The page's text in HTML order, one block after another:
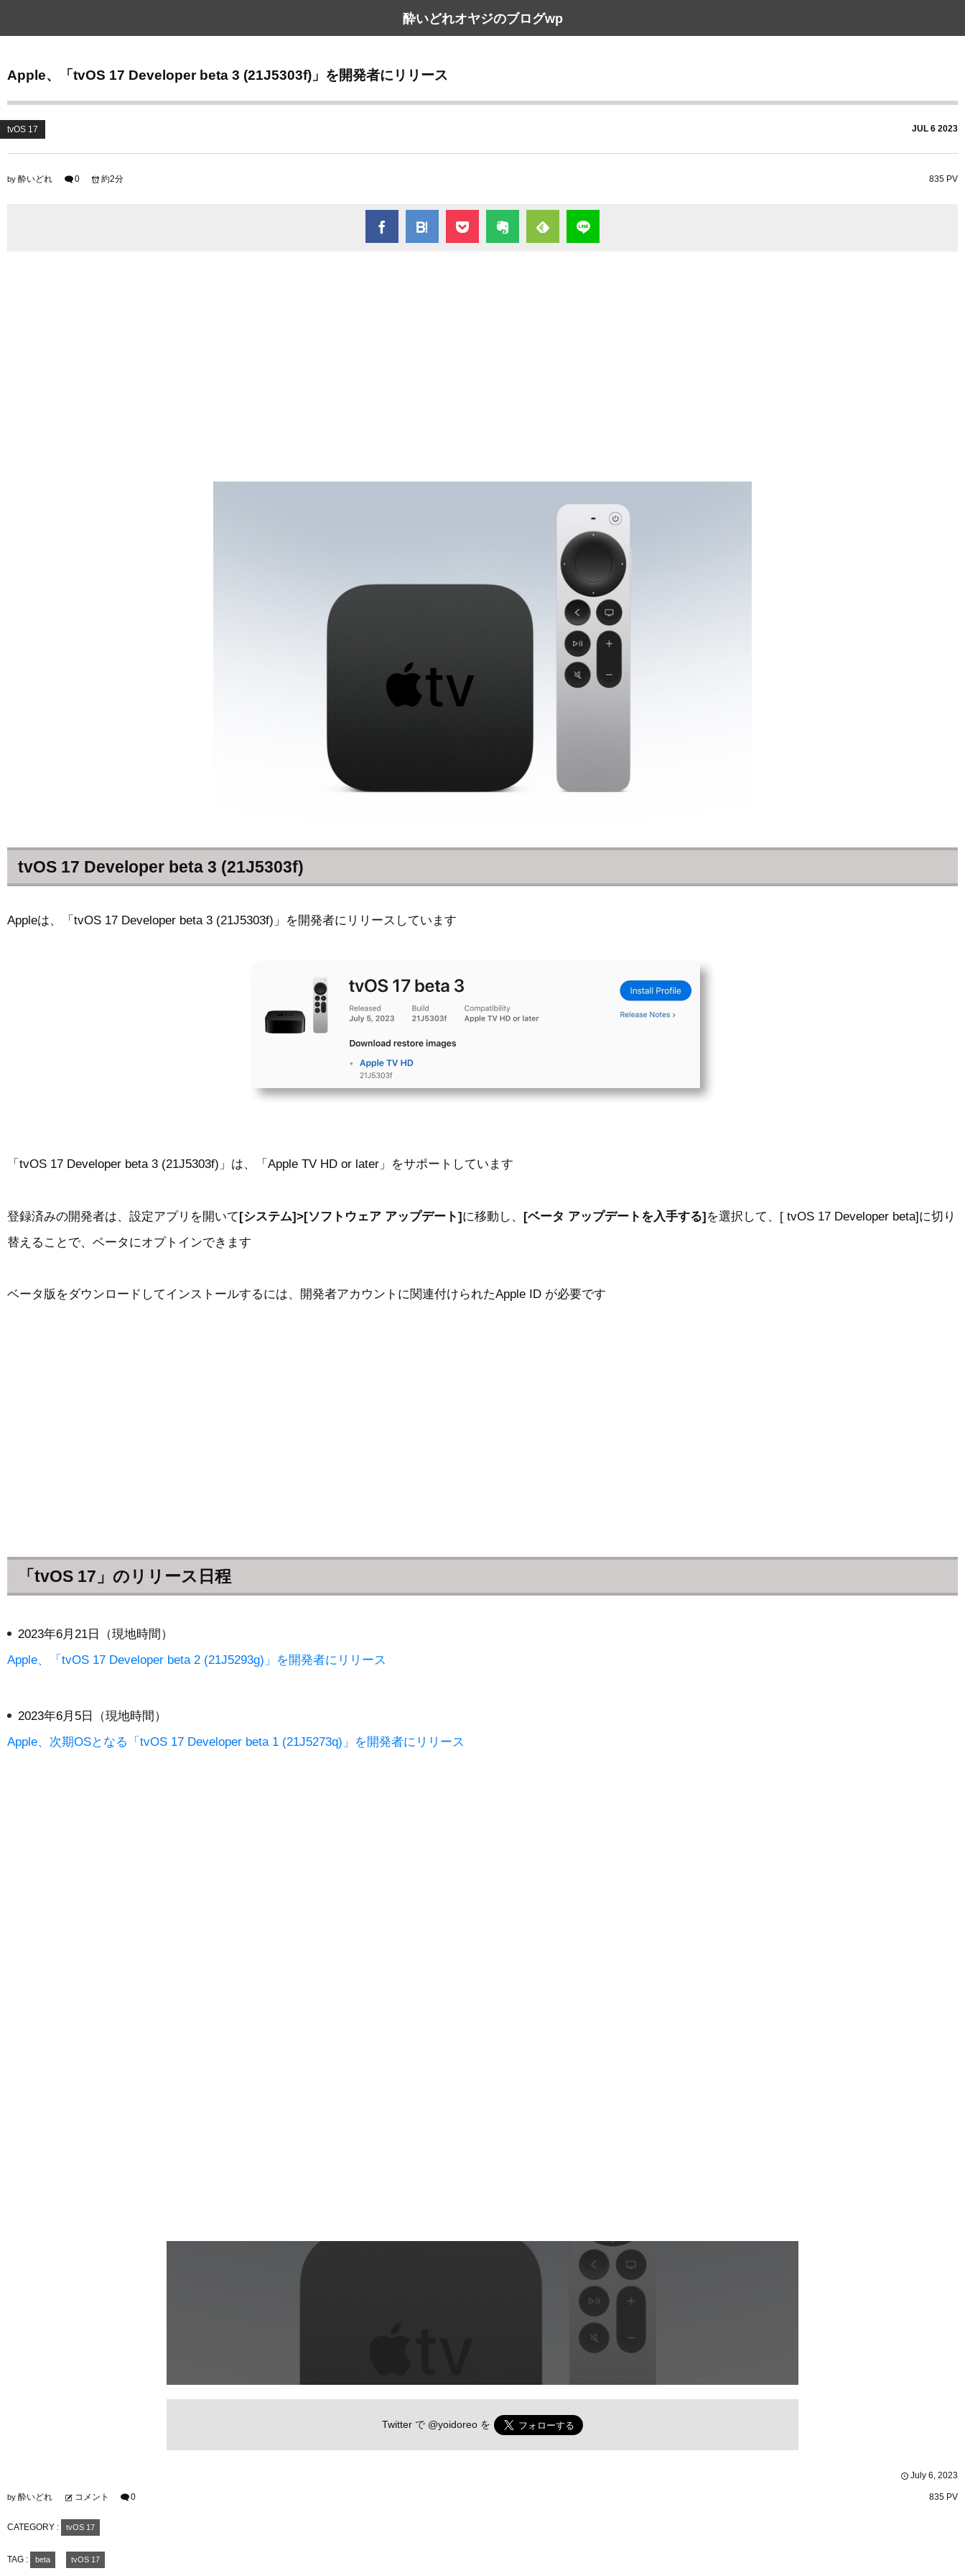
酔いどれオヤジのブログwp
Apple、「tvOS 17 Developer beta 3 (21J5303f)」を開発者にリリース
tvOS 17 JUL 6 2023
by 酔いどれ 0 835 PV
約2分
tvOS 17 Developer beta 3 (21J5303f)
Appleは、「tvOS 17 Developer beta 3 (21J5303f)」を開発者にリリースしています
「tvOS 17 Developer beta 3 (21J5303f)」は、「Apple TV HD or later」をサポートしています
登録済みの開発者は、設定アプリを開いて[システム]>[ソフトウェア アップデート]に移動し、 [ベータ アップデートを入手する]を選択して、[ tvOS 17 Developer beta]に切り
替えることで、ベータにオプトインできます
ベータ版をダウンロードしてインストールするには、開発者アカウントに関連付けられたApple ID が必要です
「tvOS 17」のリリース日程
2023年6月21日（現地時間）
Apple、「tvOS 17 Developer beta 2 (21J5293g)」を開発者にリリース
2023年6月5日（現地時間）
Apple、次期OSとなる「tvOS 17 Developer beta 1 (21J5273q)」を開発者にリリース
Twitter で @yoidoreo を
July 6, 2023
by 酔いどれ コメント 0 835 PV
CATEGORY : tvOS 17
TAG : beta tvOS 17